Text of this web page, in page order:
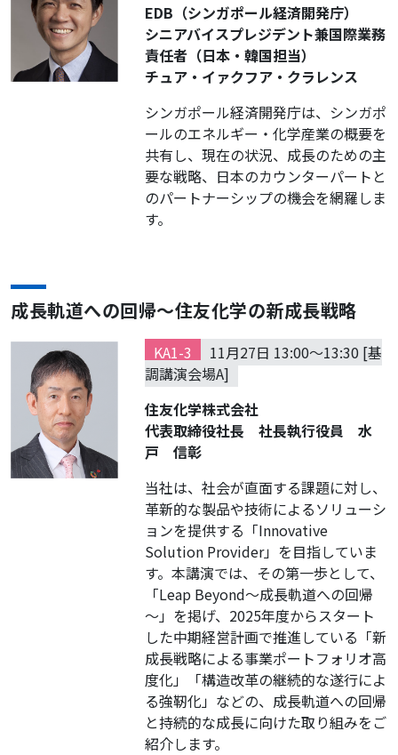
EDB（シンガポール経済開発庁）
シニアバイスプレジデント兼国際業務
責任者（日本・韓国担当）
チュア・イァクフア・クラレンス
シンガポール経済開発庁は、シンガポ
ールのエネルギー・化学産業の概要を
共有し、現在の状況、成長のための主
要な戦略、日本のカウンターパートと
のパートナーシップの機会を網羅しま
す。
成長軌道への回帰〜住友化学の新成長戦略
KA1-3
11月27日 13:00～13:30 [基
調講演会場A]
住友化学株式会社
代表取締役社長 社長執行役員 水
戸 信彰
当社は、社会が直面する課題に対し、
革新的な製品や技術によるソリューシ
ョンを提供する「Innovative
Solution Provider」を目指していま
す。本講演では、その第一歩として、
「Leap Beyond～成長軌道への回帰
～」を掲げ、2025年度からスタート
した中期経営計画で推進している「新
成長戦略による事業ポートフォリオ高
度化」「構造改革の継続的な遂行によ
る強靭化」などの、成長軌道への回帰
と持続的な成長に向けた取り組みをご
紹介します。